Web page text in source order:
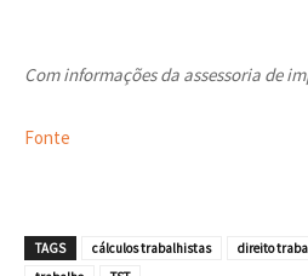
Com informações da assessoria de
Fonte
TAGS cálculos trabalhistas direito